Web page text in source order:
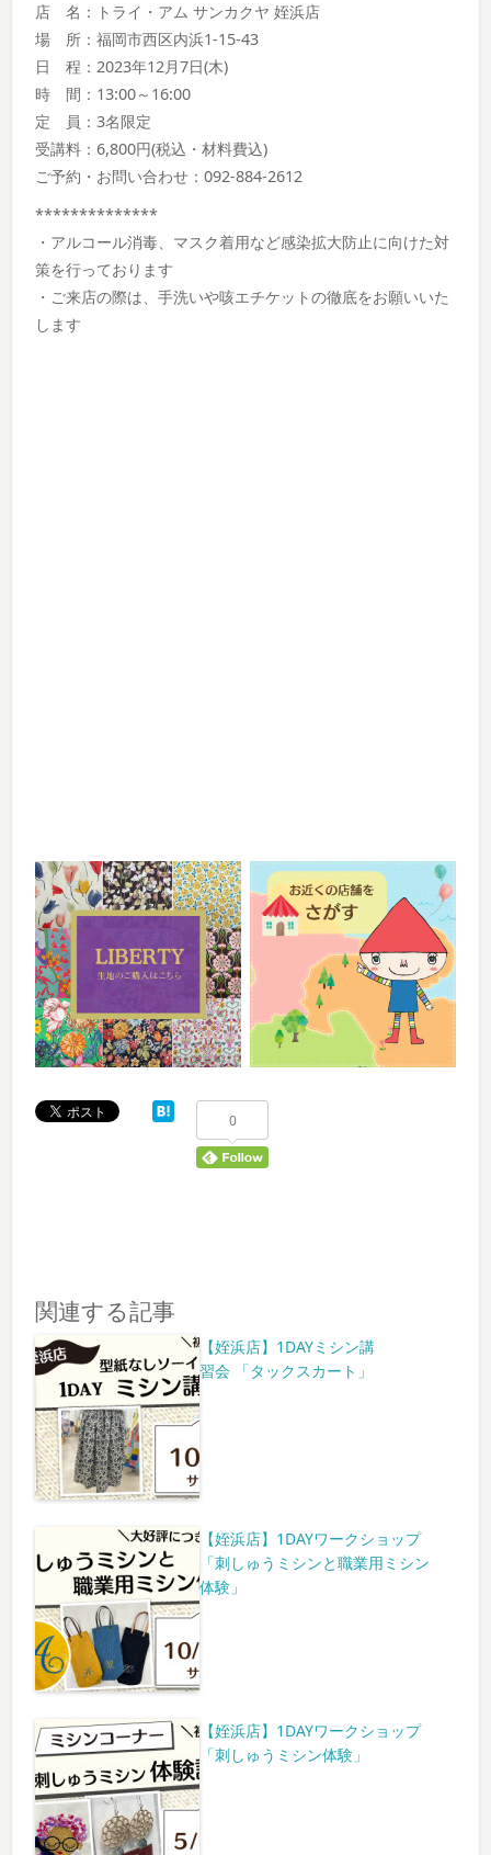
店 名：トライ・アム サンカクヤ 姪浜店
場 所：福岡市西区内浜1-15-43
日 程：2023年12月7日(木)
時 間：13:00～16:00
定 員：3名限定
受講料：6,800円(税込・材料費込)
ご予約・お問い合わせ：092-884-2612
**************
・アルコール消毒、マスク着用など感染拡大防止に向けた対
策を行っております
・ご来店の際は、手洗いや咳エチケットの徹底をお願いいた
します
0
関連する記事
【姪浜店】1DAYミシン講
習会 「タックスカート」
【姪浜店】1DAYワークショップ
「刺しゅうミシンと職業用ミシン
体験」
【姪浜店】1DAYワークショップ
「刺しゅうミシン体験」